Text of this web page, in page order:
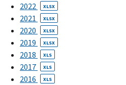
2022 XLSX
2021 XLSX
2020 XLSX
2019 XLSX
2018 XLS
2017 XLS
2016 XLS